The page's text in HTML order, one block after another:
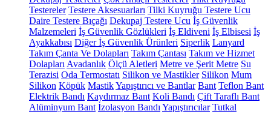
Testereler Testere Aksesuarları Tilki Kuyruğu Testere Ucu
Daire Testere Bıçağı Dekupaj Testere Ucu İş Güvenlik
Malzemeleri İş Güvenlik Gözlükleri İş Eldiveni İş Elbisesi İş
Ayakkabısı Diğer İş Güvenlik Ürünleri Siperlik Lanyard
Takım Çanta Ve Dolapları Takım Çantası Takım ve Hizmet
Dolapları Avadanlık Ölçü Aletleri Metre ve Şerit Metre Su
Terazisi Oda Termostatı Silikon ve Mastikler Silikon Mum
Silikon Köpük MastikYapıştırıcı ve Bantlar Bant Teflon Bant
Elektrik Bandı Kaydırmaz Bant Koli Bandı Çift Taraflı Bant
Alüminyum Bant İzolasyon Bandı Yapıştırıcılar Tutkal